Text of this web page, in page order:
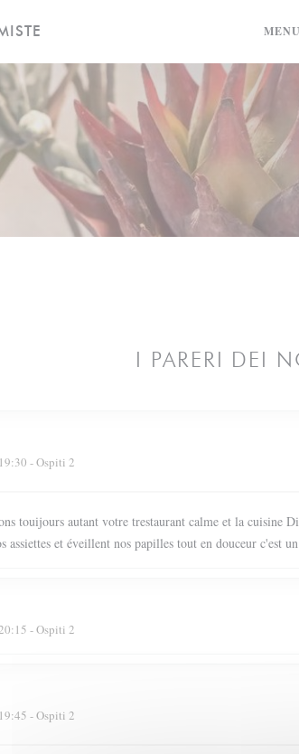
MENU
I PARERI DEI
- Ospiti 2
touijours autant votre trestaurant calme et la cuisine
assiettes et éveillent nos papilles tout en douceur
- Ospiti 2
- Ospiti 2